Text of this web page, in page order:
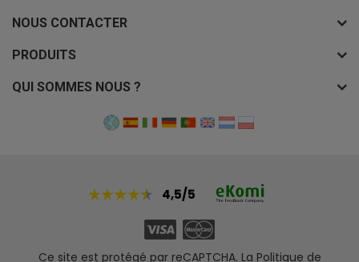
NOUS CONTACTER
PRODUITS
QUI SOMMES NOUS ?
4,5/5
Ce site est protégé par reCAPTCHA. La Politique de